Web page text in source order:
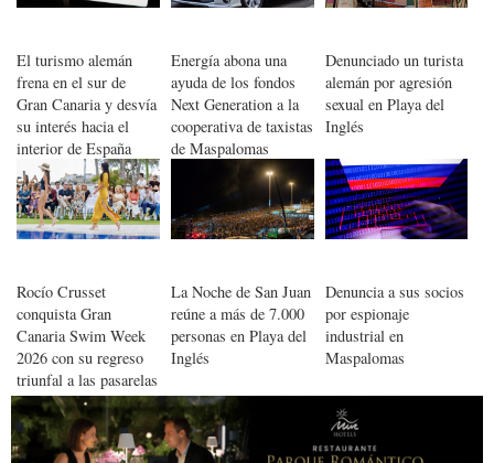
El turismo alemán
frena en el sur de
Gran Canaria y desvía
su interés hacia el
interior de España
Energía abona una
ayuda de los fondos
Next Generation a la
cooperativa de taxistas
de Maspalomas
Denunciado un turista
alemán por agresión
sexual en Playa del
Inglés
Rocío Crusset
conquista Gran
Canaria Swim Week
2026 con su regreso
triunfal a las pasarelas
La Noche de San Juan
reúne a más de 7.000
personas en Playa del
Inglés
Denuncia a sus socios
por espionaje
industrial en
Maspalomas